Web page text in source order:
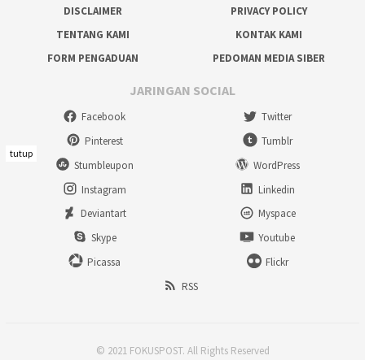
DISCLAIMER
PRIVACY POLICY
TENTANG KAMI
KONTAK KAMI
FORM PENGADUAN
PEDOMAN MEDIA SIBER
JARINGAN SOCIAL
Facebook
Twitter
Pinterest
Tumblr
Stumbleupon
WordPress
Instagram
Linkedin
Deviantart
Myspace
Skype
Youtube
Picassa
Flickr
RSS
© 2021 FOKUSPOST. All Rights Reserved
tutup